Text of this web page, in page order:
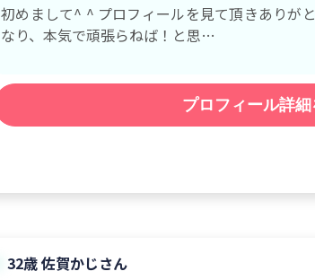
初めまして^ ^ プロフィールを見て頂きありが
なり、本気で頑張らねば！と思…
プロフィール詳
32歳 佐賀かじさん